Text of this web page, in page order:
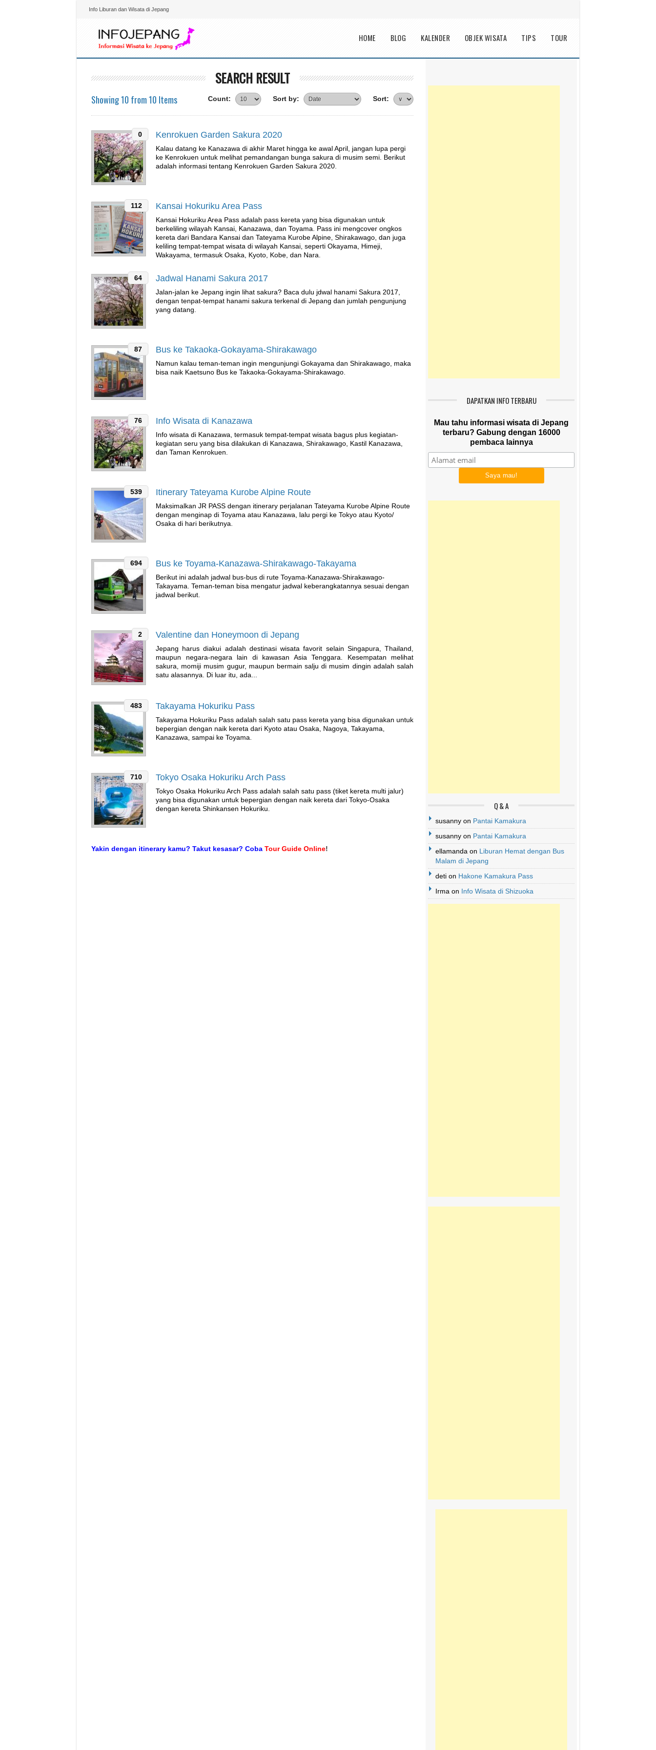
Info Liburan dan Wisata di Jepang
Main menu
HOME BLOG KALENDER OBJEK WISATA TIPS TOUR
SEARCH RESULT
Showing 10 from 10 Items Count: Sort by: Sort:
0 Kenrokuen Garden Sakura 2020
Kalau datang ke Kanazawa di akhir Maret hingga ke awal April, jangan lupa pergi
ke Kenrokuen untuk melihat pemandangan bunga sakura di musim semi. Berikut
adalah informasi tentang Kenrokuen Garden Sakura 2020.
112 Kansai Hokuriku Area Pass
Kansai Hokuriku Area Pass adalah pass kereta yang bisa digunakan untuk
berkeliling wilayah Kansai, Kanazawa, dan Toyama. Pass ini mengcover ongkos
kereta dari Bandara Kansai dan Tateyama Kurobe Alpine, Shirakawago, dan juga
keliling tempat-tempat wisata di wilayah Kansai, seperti Okayama, Himeji,
Wakayama, termasuk Osaka, Kyoto, Kobe, dan Nara.
64 Jadwal Hanami Sakura 2017
Jalan-jalan ke Jepang ingin lihat sakura? Baca dulu jdwal hanami Sakura 2017,
dengan tenpat-tempat hanami sakura terkenal di Jepang dan jumlah pengunjung
yang datang.
87 Bus ke Takaoka-Gokayama-Shirakawago
Namun kalau teman-teman ingin mengunjungi Gokayama dan Shirakawago, maka
bisa naik Kaetsuno Bus ke Takaoka-Gokayama-Shirakawago.
76 Info Wisata di Kanazawa
Info wisata di Kanazawa, termasuk tempat-tempat wisata bagus plus kegiatan-
kegiatan seru yang bisa dilakukan di Kanazawa, Shirakawago, Kastil Kanazawa,
dan Taman Kenrokuen.
539 Itinerary Tateyama Kurobe Alpine Route
Maksimalkan JR PASS dengan itinerary perjalanan Tateyama Kurobe Alpine Route
dengan menginap di Toyama atau Kanazawa, lalu pergi ke Tokyo atau Kyoto/
Osaka di hari berikutnya.
694 Bus ke Toyama-Kanazawa-Shirakawago-Takayama
Berikut ini adalah jadwal bus-bus di rute Toyama-Kanazawa-Shirakawago-
Takayama. Teman-teman bisa mengatur jadwal keberangkatannya sesuai dengan
jadwal berikut.
2 Valentine dan Honeymoon di Jepang
Jepang harus diakui adalah destinasi wisata favorit selain Singapura, Thailand,
maupun negara-negara lain di kawasan Asia Tenggara. Kesempatan melihat
sakura, momiji musim gugur, maupun bermain salju di musim dingin adalah salah
satu alasannya. Di luar itu, ada...
483 Takayama Hokuriku Pass
Takayama Hokuriku Pass adalah salah satu pass kereta yang bisa digunakan untuk
bepergian dengan naik kereta dari Kyoto atau Osaka, Nagoya, Takayama,
Kanazawa, sampai ke Toyama.
710 Tokyo Osaka Hokuriku Arch Pass
Tokyo Osaka Hokuriku Arch Pass adalah salah satu pass (tiket kereta multi jalur)
yang bisa digunakan untuk bepergian dengan naik kereta dari Tokyo-Osaka
dengan kereta Shinkansen Hokuriku.
Yakin dengan itinerary kamu? Takut kesasar? Coba Tour Guide Online!
DAPATKAN INFO TERBARU
Mau tahu informasi wisata di Jepang
terbaru? Gabung dengan 16000
pembaca lainnya
Q & A
susanny on Pantai Kamakura
susanny on Pantai Kamakura
ellamanda on Liburan Hemat dengan Bus
Malam di Jepang
deti on Hakone Kamakura Pass
Irma on Info Wisata di Shizuoka